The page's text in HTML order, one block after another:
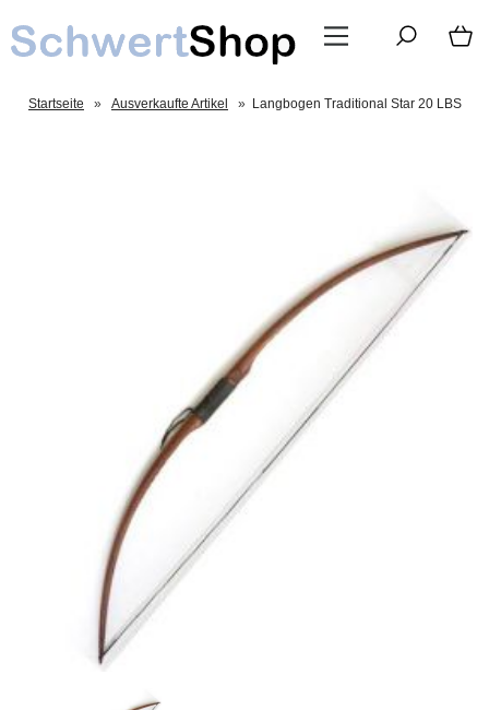
Startseite » Ausverkaufte Artikel » Langbogen Traditional Star 20 LBS